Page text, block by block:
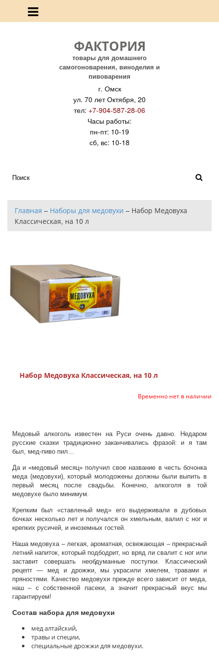
ФАКТОРИЯ
товары для домашнего
самогоноварения, виноделия и
пивоварения
г. Омск
ул. 70 лет Октября, 20
тел: +7-904-587-28-06
Часы работы:
пн-пт: 10-19
сб, вс: 10-18
Главная – Наборы для медовухи – Набор Медовуха
Классическая, на 10 л
Набор Медовуха Классическая, на 10 л
Временно нет в наличии
Медовый алкоголь известен на Руси очень давно. Недаром
русские сказки традиционно заканчивались фразой: и я там
был, мед-пиво пил…
Да и «медовый месяц» получил свое название в честь бочонка
меда (медовухи), который молодожены должны были выпить в
первый месяц после свадьбы. Конечно, алкоголя в той
медовухе было минимум.
Крепким был «ставленый мед» его выдерживали в дубовых
бочках несколько лет и получался он хмельным, валил с ног и
крепких русичей, и иноземных гостей.
Наша медовуха – легкая, ароматная, освежающая – прекрасный
летний напиток, который подбодрит, но вряд ли свалит с ног или
заставит совершать необдуманные поступки. Классический
рецепт — мед и дрожжи, мы украсили хмелем, травами и
пряностями. Качество медовухи прежде всего зависит от меда,
наш – с собственной пасеки, а значит прекрасный вкус мы
гарантируем!
Состав набора для медовухи
мед алтайский,
травы и специи,
специальные дрожжи для медовухи.